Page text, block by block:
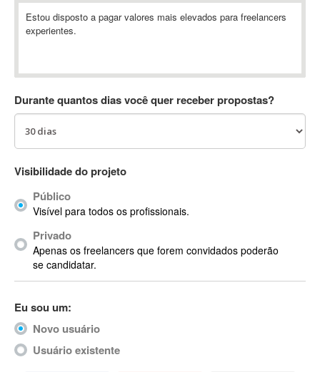
Ableton Push
Abstract
AC3
ACID Pro
ACPI
Acrobat
Acrobat X
Acronis
ACT
Actimize
ActionScript
ActionScript 3
Estou disposto a pagar valores mais elevados para freelancers
experientes.
Durante quantos dias você quer receber propostas?
Visibilidade do projeto
Público
Visível para todos os profissionais.
Privado
Apenas os freelancers que forem convidados poderão
se candidatar.
Eu sou um:
Novo usuário
Usuário existente